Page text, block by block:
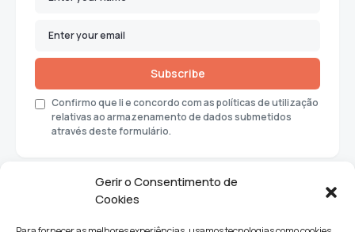
Gerir o Consentimento de
Cookies
Subscribe
Confirmo que li e concordo com as políticas de utilização
relativas ao armazenamento de dados submetidos
através deste formulário.